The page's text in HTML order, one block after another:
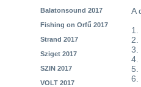
Balatonsound 2017
Fishing on Orfű 2017
Strand 2017
Sziget 2017
SZIN 2017
VOLT 2017
A
1.
2.
3.
4.
5.
6.